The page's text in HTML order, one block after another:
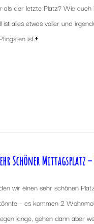
als der letzte Platz? Wie
ist alles etwas voller und
ist.↑
Schöner Mittagsplatz
wir einen sehr schönen
– es kommen 2
lange, gehen dann aber